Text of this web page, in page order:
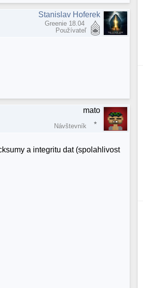
Stanislav Hoferek
Greenie 18.04
Používateľ
mato
Návštevník
a integritu dat (spolahlivost